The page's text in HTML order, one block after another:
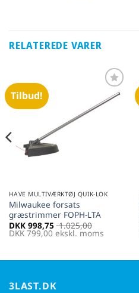
RELATEREDE VARER
Tilbud!
Føj til
favoritter
HAVE MULTIVÆRKTØJ QUIK-LOK
Milwaukee forsats
græstrimmer FOPH-LTA
DKK 998,75 1.025,00
DKK 799,00 ekskl. moms
3LAST.DK